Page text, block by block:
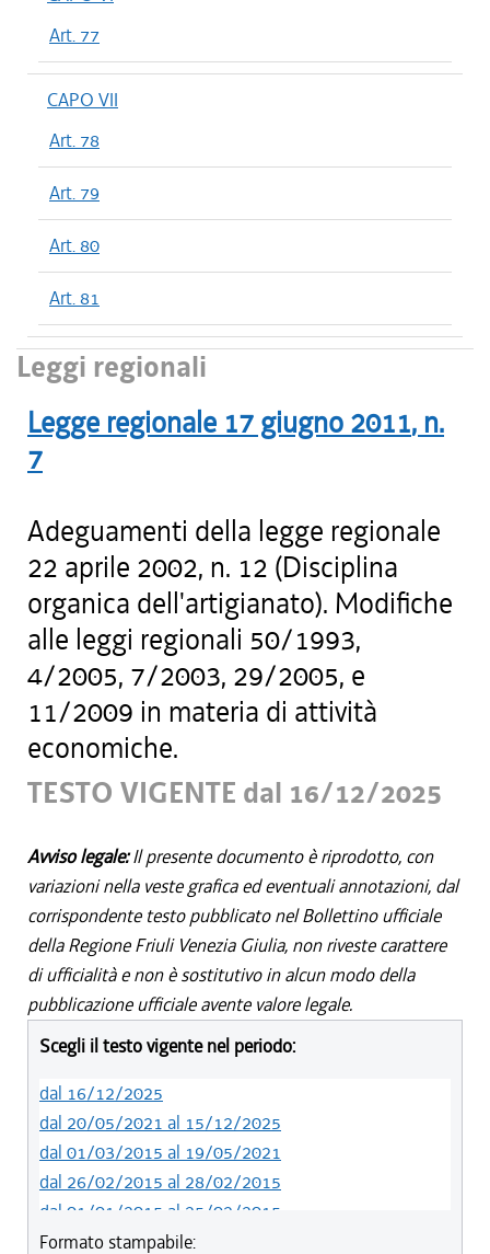
Art. 77
CAPO VII
Art. 78
Art. 79
Art. 80
Art. 81
Leggi regionali
Legge regionale 17 giugno 2011, n.
7
Adeguamenti della legge regionale
22 aprile 2002, n. 12 (Disciplina
organica dell'artigianato). Modifiche
alle leggi regionali 50/1993,
4/2005, 7/2003, 29/2005, e
11/2009 in materia di attività
economiche.
TESTO VIGENTE dal 16/12/2025
Avviso legale:Il presente documento è riprodotto, con
variazioni nella veste grafica ed eventuali annotazioni, dal
corrispondente testo pubblicato nel Bollettino ufficiale
della Regione Friuli Venezia Giulia, non riveste carattere
di ufficialità e non è sostitutivo in alcun modo della
pubblicazione ufficiale avente valore legale.
Scegli il testo vigente nel periodo:
dal 16/12/2025
dal 20/05/2021 al 15/12/2025
dal 01/03/2015 al 19/05/2021
dal 26/02/2015 al 28/02/2015
dal 01/01/2015 al 25/02/2015
dal 08/08/2014 al 31/12/2014
Formato stampabile: